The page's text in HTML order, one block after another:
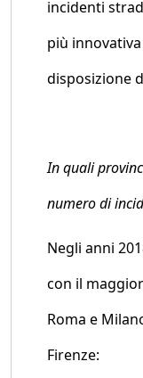
incidenti
più
disposizione
In quali
numero di
Negli anni
con il
Roma e
Firenze: